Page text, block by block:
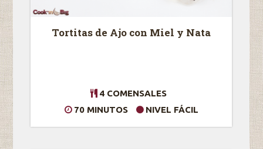
Tortitas de Ajo con Miel y Nata
4 COMENSALES
70 MINUTOS
NIVEL FÁCIL